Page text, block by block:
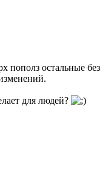
пополз остальные без
для людей?